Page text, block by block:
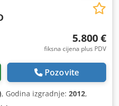
5.800 €
fiksna cijena plus PDV
Pozovite
, Godina izgradnje: 2012,